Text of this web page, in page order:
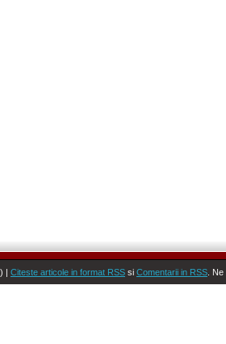
| Citeste articole in format RSS si Comentarii in RSS .